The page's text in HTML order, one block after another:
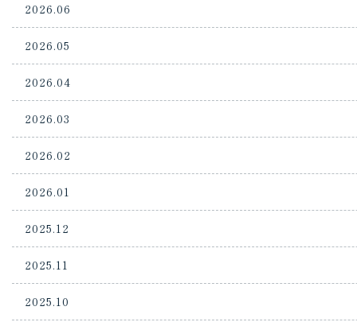
2026.06
2026.05
2026.04
2026.03
2026.02
2026.01
2025.12
2025.11
2025.10